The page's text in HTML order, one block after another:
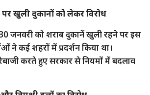
पर खुली दुकानों को लेकर विरोध
30 जनवरी को शराब दुकानें खुली रहने पर इस
ने कई शहरों में प्रदर्शन किया था।
करते हुए सरकार से नियमों में बदलाव